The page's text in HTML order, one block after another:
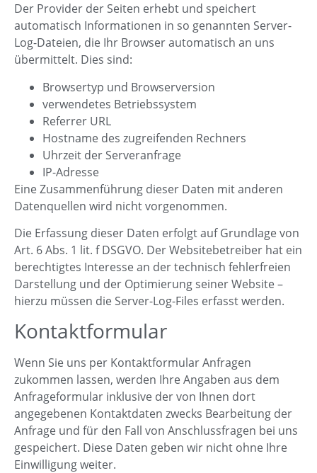
Der Provider der Seiten erhebt und speichert
automatisch Informationen in so genannten Server-
Log-Dateien, die Ihr Browser automatisch an uns
übermittelt. Dies sind:
Browsertyp und Browserversion
verwendetes Betriebssystem
Referrer URL
Hostname des zugreifenden Rechners
Uhrzeit der Serveranfrage
IP-Adresse
Eine Zusammenführung dieser Daten mit anderen
Datenquellen wird nicht vorgenommen.
Die Erfassung dieser Daten erfolgt auf Grundlage von
Art. 6 Abs. 1 lit. f DSGVO. Der Websitebetreiber hat ein
berechtigtes Interesse an der technisch fehlerfreien
Darstellung und der Optimierung seiner Website –
hierzu müssen die Server-Log-Files erfasst werden.
Kontaktformular
Wenn Sie uns per Kontaktformular Anfragen
zukommen lassen, werden Ihre Angaben aus dem
Anfrageformular inklusive der von Ihnen dort
angegebenen Kontaktdaten zwecks Bearbeitung der
Anfrage und für den Fall von Anschlussfragen bei uns
gespeichert. Diese Daten geben wir nicht ohne Ihre
Einwilligung weiter.